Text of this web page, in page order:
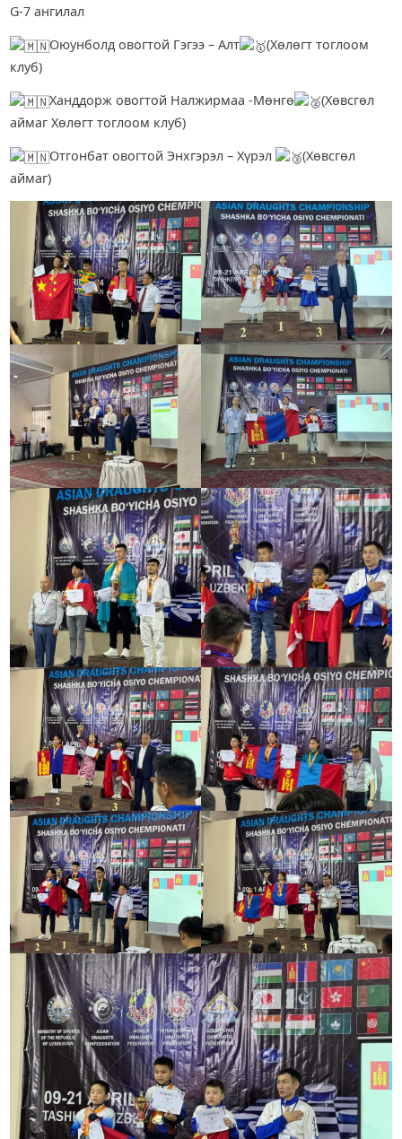
G-7 ангилал
Оюунболд овогтой Гэгээ – Алт
(Хөлөгт тоглоом
клуб)
Ханддорж овогтой Налжирмаа -Мөнгө
(Хөвсгөл
аймаг Хөлөгт тоглоом клуб)
Отгонбат овогтой Энхгэрэл – Хүрэл
(Хөвсгөл
аймаг)